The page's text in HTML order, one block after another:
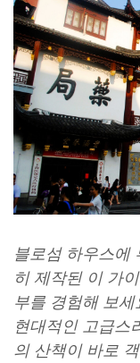
블로섬 하우스에
히 제작된 이 가
부를 경험해 보
현대적인 고급스
의 산책이 바로